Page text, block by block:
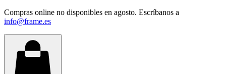
Compras online no disponibles en agosto. Escríbanos a
info@frame.es